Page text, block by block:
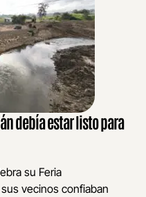
debía estar listo para
su Feria
vecinos confiaban